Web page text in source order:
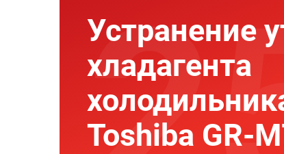
Устранение
хладагента
Toshiba GR-